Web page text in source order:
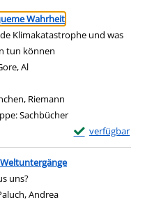
Wahrheit
Klimakatastrophe und was
tun können
Al
Riemann
Sachbücher
verfügbar
Exemplar-
Zum Download
uns?
Andrea